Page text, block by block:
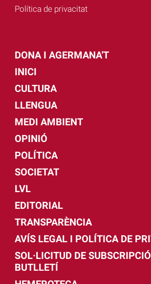
Política de privacitat
DONA I AGERMANA'T
INICI
CULTURA
LLENGUA
MEDI AMBIENT
OPINIÓ
POLÍTICA
SOCIETAT
LVL
EDITORIAL
TRANSPARÈNCIA
AVÍS LEGAL I POLÍTICA DE
SOL·LICITUD DE
BUTLLETÍ